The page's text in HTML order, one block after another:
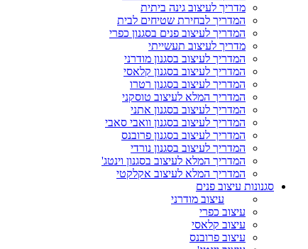
מדריך לעיצוב גינה ביתית
המדריך לבחירת שטיחים לבית
המדריך לעיצוב פנים בסגנון כפרי
מדריך לעיצוב תעשייתי
המדריך לעיצוב בסגנון מודרני
המדריך לעיצוב בסגנון קלאסי
המדריך לעיצוב בסגנון רטרו
המדריך המלא לעיצוב טוסקני
המדריך לעיצוב בסגנון אתני
המדריך לעיצוב בסגנון וואבי סאבי
המדריך לעיצוב בסגנון פרובנס
המדריך לעיצוב בסגנון נורדי
המדריך המלא לעיצוב בסגנון וינטג'
המדריך המלא לעיצוב אקלקטי
סגנונות עיצוב פנים
עיצוב מודרני
עיצוב כפרי
עיצוב קלאסי
עיצוב פרובנס